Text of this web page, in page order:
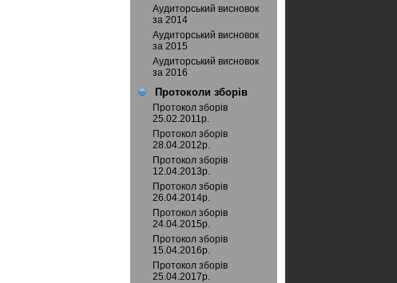
Аудиторський висновок
за 2014
Аудиторський висновок
за 2015
Аудиторський висновок
за 2016
Протоколи зборів
Протокол зборів
25.02.2011р.
Протокол зборів
28.04.2012р.
Протокол зборів
12.04.2013р.
Протокол зборів
26.04.2014р.
Протокол зборів
24.04.2015р.
Протокол зборів
15.04.2016р.
Протокол зборів
25.04.2017р.